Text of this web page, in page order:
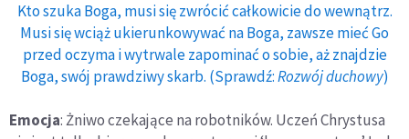
Kto szuka Boga, musi się zwrócić całkowicie do wewnątrz.
Musi się wciąż ukierunkowywać na Boga, zawsze mieć Go
przed oczyma i wytrwale zapominać o sobie, aż znajdzie
Boga, swój prawdziwy skarb. (Sprawdź:Rozwój duchowy)
Emocja: Żniwo czekające na robotników. Uczeń Chrystusa